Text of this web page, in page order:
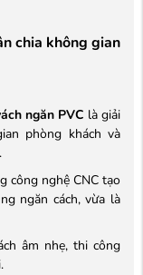
chia không gian
ngăn PVC là giải
phòng khách và
công nghệ CNC tạo
ngăn cách, vừa là
âm nhẹ, thi công